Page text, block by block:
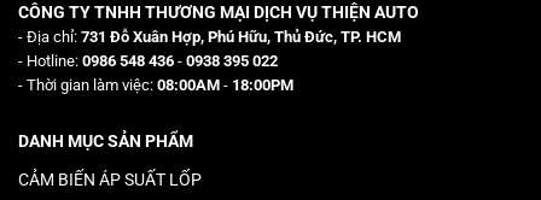
CÔNG TY TNHH THƯƠNG MẠI DỊCH VỤ THIỆN AUTO
- Địa chỉ: 731 Đỗ Xuân Hợp, Phú Hữu, Thủ Đức, TP. HCM
- Hotline: 0986 548 436 - 0938 395 022
- Thời gian làm việc: 08:00AM - 18:00PM
DANH MỤC SẢN PHẨM
CẢM BIẾN ÁP SUẤT LỐP